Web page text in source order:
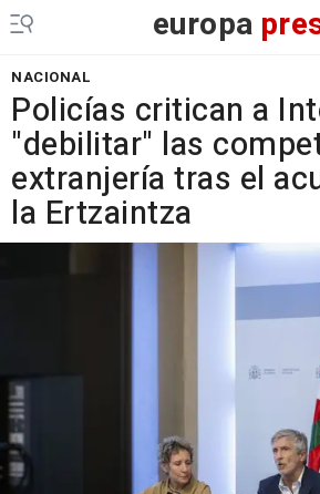
europa
NACIONAL
Policías critican a
"debilitar" las
extranjería tras el
la Ertzaintza